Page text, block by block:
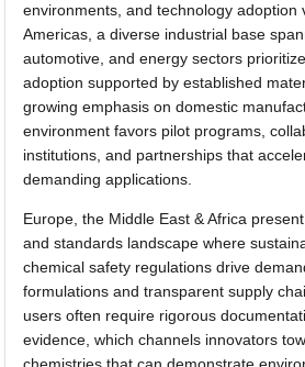
environments, and technology adoption
Americas, a diverse industrial base
automotive, and energy sectors
adoption supported by established
growing emphasis on domestic
environment favors pilot programs,
institutions, and partnerships that
demanding applications.
Europe, the Middle East & Africa
and standards landscape where
chemical safety regulations drive
formulations and transparent supply
users often require rigorous
evidence, which channels innovators